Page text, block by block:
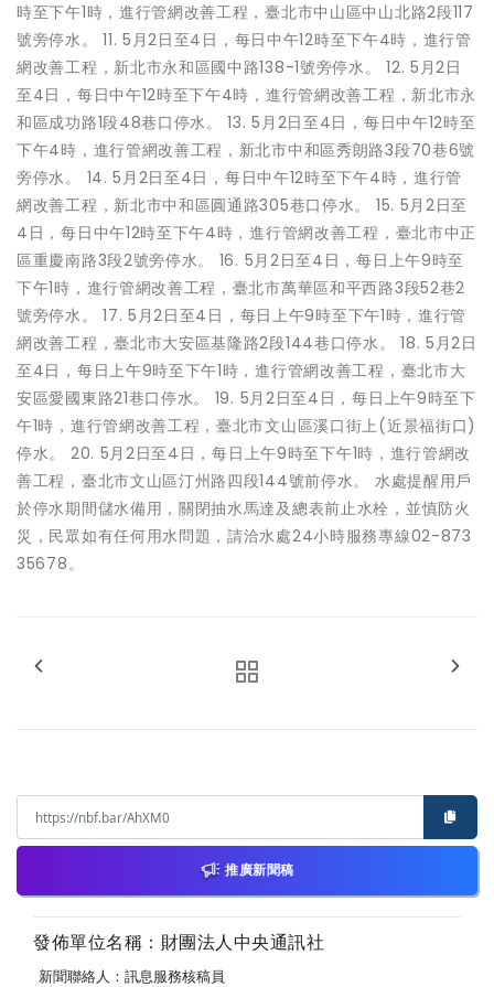
時至下午1時，進行管網改善工程，臺北市中山區中山北路2段117
號旁停水。 11. 5月2日至4日，每日中午12時至下午4時，進行管
網改善工程，新北市永和區國中路138-1號旁停水。 12. 5月2日
至4日，每日中午12時至下午4時，進行管網改善工程，新北市永
和區成功路1段48巷口停水。 13. 5月2日至4日，每日中午12時至
下午4時，進行管網改善工程，新北市中和區秀朗路3段70巷6號
旁停水。 14. 5月2日至4日，每日中午12時至下午4時，進行管
網改善工程，新北市中和區圓通路305巷口停水。 15. 5月2日至
4日，每日中午12時至下午4時，進行管網改善工程，臺北市中正
區重慶南路3段2號旁停水。 16. 5月2日至4日，每日上午9時至
下午1時，進行管網改善工程，臺北市萬華區和平西路3段52巷2
號旁停水。 17. 5月2日至4日，每日上午9時至下午1時，進行管
網改善工程，臺北市大安區基隆路2段144巷口停水。 18. 5月2日
至4日，每日上午9時至下午1時，進行管網改善工程，臺北市大
安區愛國東路21巷口停水。 19. 5月2日至4日，每日上午9時至下
午1時，進行管網改善工程，臺北市文山區溪口街上(近景福街口)
停水。 20. 5月2日至4日，每日上午9時至下午1時，進行管網改
善工程，臺北市文山區汀州路四段144號前停水。 水處提醒用戶
於停水期間儲水備用，關閉抽水馬達及總表前止水栓，並慎防火
災，民眾如有任何用水問題，請洽水處24小時服務專線02-873
35678。
推廣新聞稿
發佈單位名稱：財團法人中央通訊社
新聞聯絡人：訊息服務核稿員